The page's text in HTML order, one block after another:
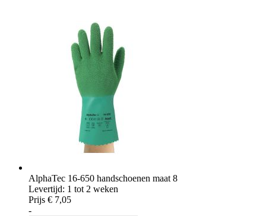
AlphaTec 16-650 handschoenen maat 8
Levertijd: 1 tot 2 weken
Prijs € 7,05
-